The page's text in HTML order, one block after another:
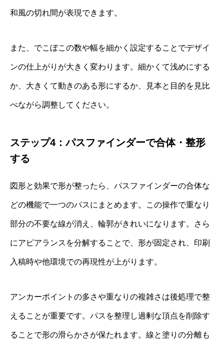
和風の切れ間が表現できます。
また、でこぼこの数や幅を細かく設定することでデザイ
ンの仕上がりが大きく変わります。細かくて浅めにする
か、大きくて動きのある形にするか、見本と目的を見比
べながら調整してください。
ステップ4：パスファインダーで合体・整形
する
図形と効果で形が整ったら、パスファインダーの合体な
どの機能で一つのパスにまとめます。この操作で重なり
部分の不要な線が消え、輪郭がきれいになります。さら
にアピアランスを分解することで、形が固定され、印刷
入稿時や他環境での再現性が上がります。
アンカーポイントの多さや重なりの複雑さは後処理で整
えることが重要です。パスを整理し過剰な頂点を削除す
ることで形の滑らかさが保たれます。線と塗りの分離も